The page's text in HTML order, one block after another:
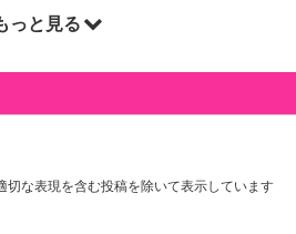
っと見る
な表現を含む投稿を除いて表示しています